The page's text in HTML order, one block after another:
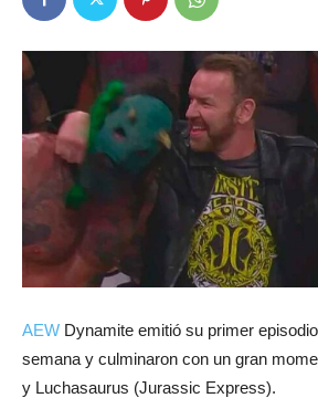
AEW Dynamite emitió su primer
semana y culminaron con un gran
y Luchasaurus (Jurassic Express).